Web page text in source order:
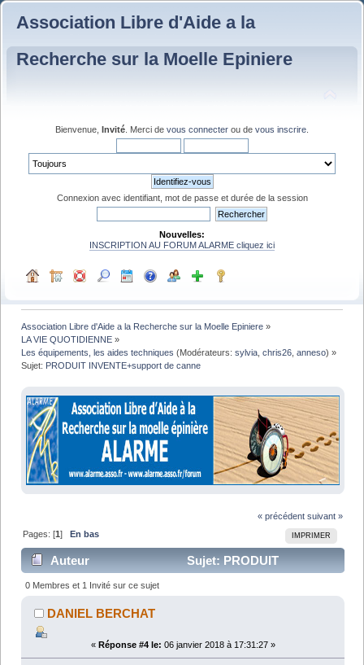
Association Libre d'Aide a la
Recherche sur la Moelle Epiniere
Bienvenue, Invité . Merci de vous connecter ou de vous inscrire
Connexion avec identifiant, mot de passe et durée de la session
Nouvelles:
INSCRIPTION AU FORUM ALARME cliquez ici
Association Libre d'Aide a la Recherche sur la Moelle Epiniere »
LA VIE QUOTIDIENNE »
Les équipements, les aides techniques (Modérateurs:sylvia ,chris26 ,anneso) »
Sujet: PRODUIT INVENTE+support de canne
« précédent suivant »
IMPRIMER
Pages: [1] En bas
Auteur
Sujet: PRODUIT
INVENTE+support de canne (Lu 11156 fois)
0 Membres et 1 Invité sur ce sujet
DANIEL BERCHAT
« Réponse #4 le: 06 janvier 2018 à 17:31:27 »